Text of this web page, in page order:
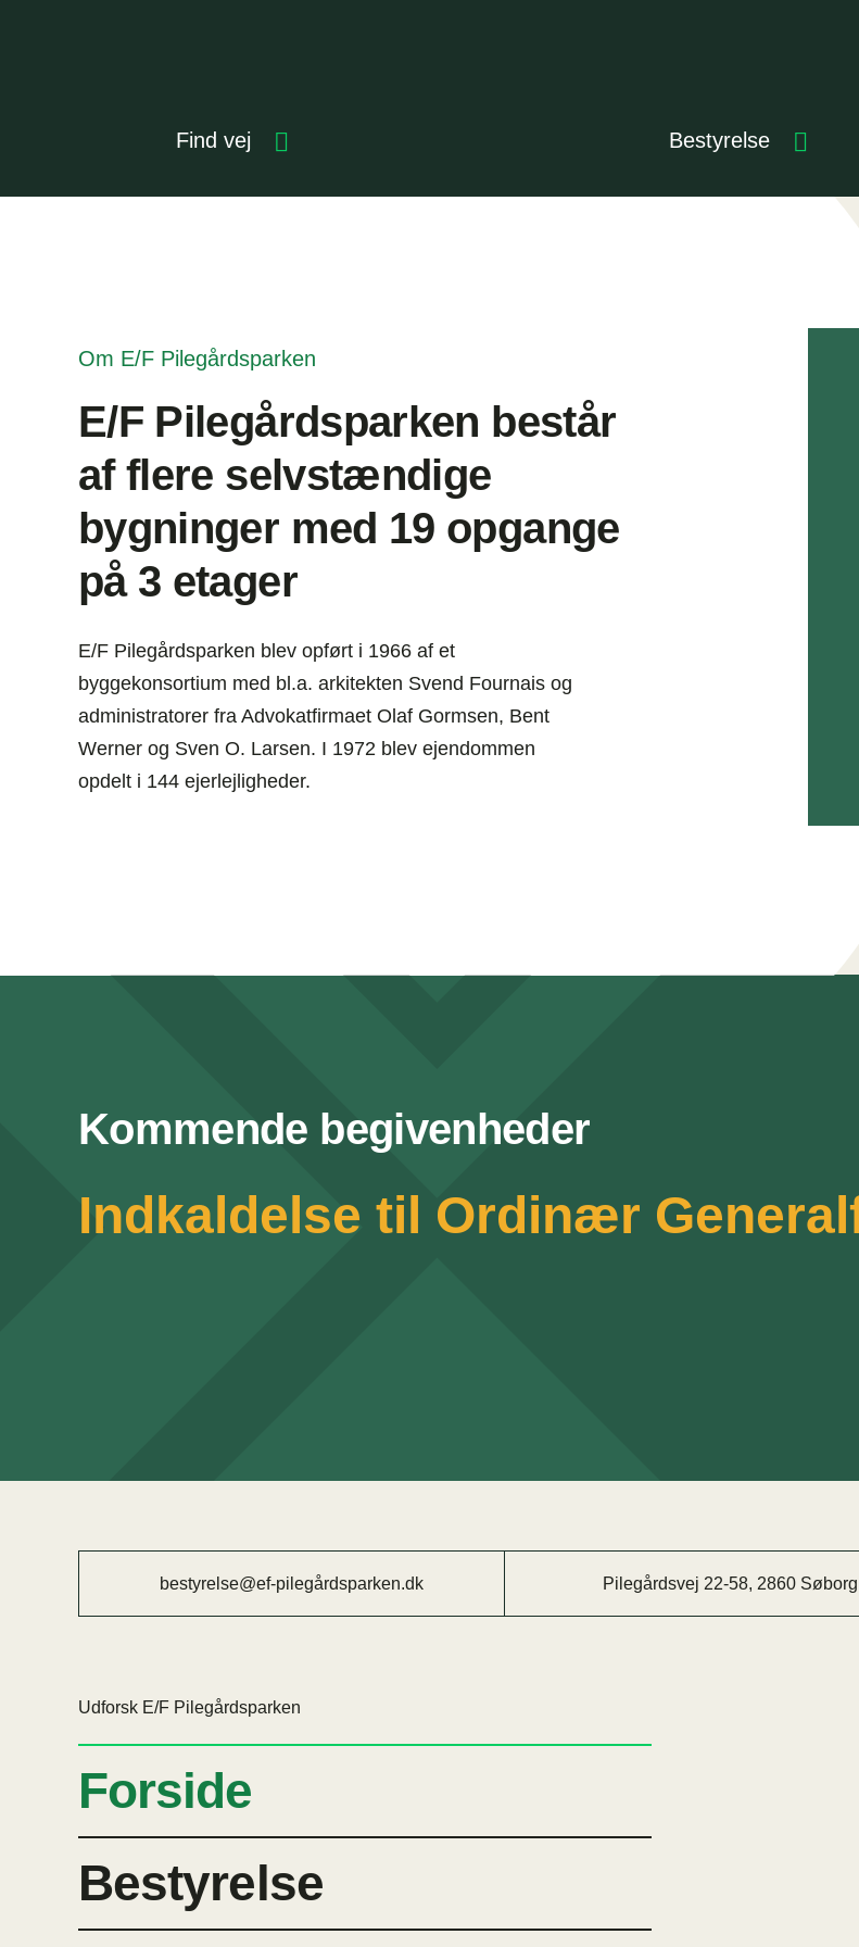
Find vej Bestyrelse
Om E/F Pilegårdsparken
E/F Pilegårdsparken består
af flere selvstændige
bygninger med 19 opgange
på 3 etager
E/F Pilegårdsparken blev opført i 1966 af et
byggekonsortium med bl.a. arkitekten Svend Fournais og
administratorer fra Advokatfirmaet Olaf Gormsen, Bent
Werner og Sven O. Larsen. I 1972 blev ejendommen
opdelt i 144 ejerlejligheder.
Kommende begivenheder
Indkaldelse til Ordinær
bestyrelse@ef-pilegårdsparken.dk Pilegårdsvej 22-58, 2860 Søborg
Udforsk E/F Pilegårdsparken
Forside
Bestyrelse